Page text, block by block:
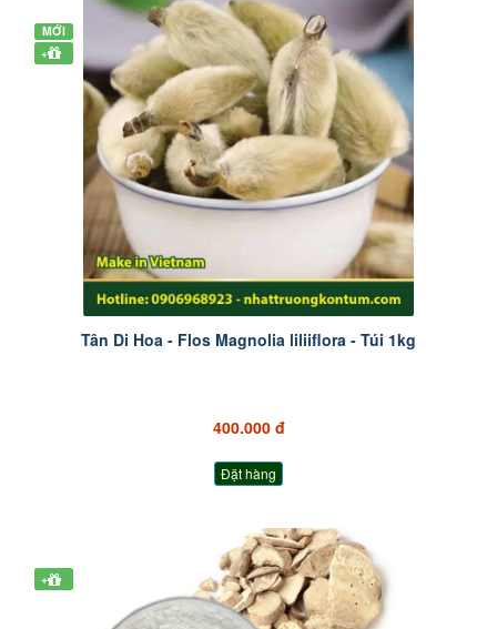
MỚI
+
Tân Di Hoa - Flos Magnolia liliiflora - Túi 1kg
400.000 đ
Đặt hàng
+